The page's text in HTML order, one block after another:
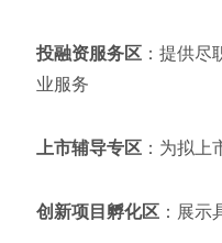
投融资服务区 ：提供
业服务
上市辅导专区 ：为拟
创新项目孵化区 ：展